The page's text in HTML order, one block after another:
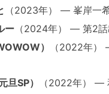
（2023年） — 峯岸一
ー （2024年） — 第2
）
（2022年
旦SP）
（2022年） —